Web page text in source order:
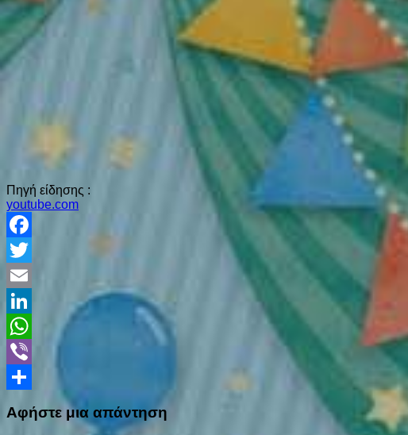
Πηγή είδησης :
youtube.com
Facebook
Twitter
Email
LinkedIn
WhatsApp
Viber
Αφήστε μια απάντηση